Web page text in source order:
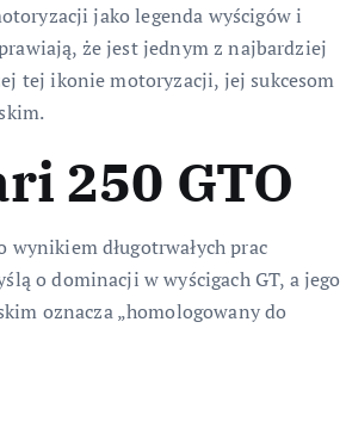
jako legenda wyścigów i
że jest jednym z najbardziej
tej ikonie motoryzacji, jej sukcesom
250 GTO
wynikiem długotrwałych prac
o dominacji w wyścigach GT, a jego
oznacza „homologowany do